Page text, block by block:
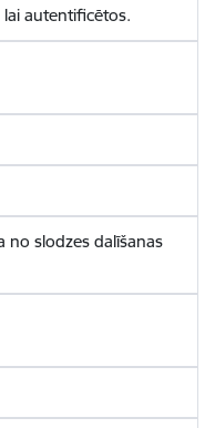
autentificētos.
no slodzes dalīšanas